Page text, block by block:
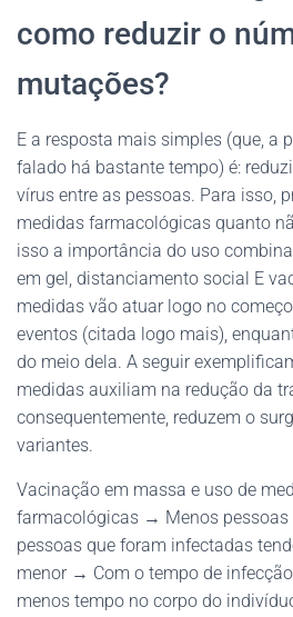
como reduzir o
mutações?
E a resposta mais simples (que, a
falado há bastante tempo) é:
vírus entre as pessoas. Para isso,
medidas farmacológicas quanto
isso a importância do uso
em gel, distanciamento social E
medidas vão atuar logo no
eventos (citada logo mais),
do meio dela. A seguir
medidas auxiliam na redução da
consequentemente, reduzem o
variantes.
Vacinação em massa e uso de
farmacológicas → Menos
pessoas que foram infectadas
menor → Com o tempo de
menos tempo no corpo do